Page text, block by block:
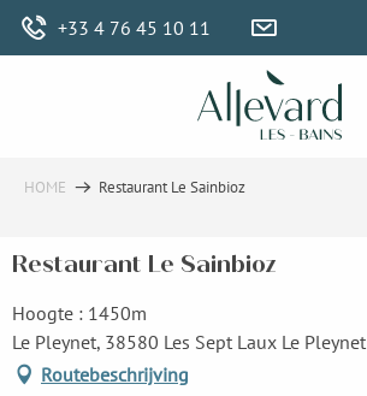
Aller
+33 4 76 45 10 11
HOME Restaurant Le Sainbioz
Restaurant Le Sainbioz
Hoogte : 1450m
Le Pleynet, 38580 Les Sept Laux Le Pleynet
Routebeschrijving